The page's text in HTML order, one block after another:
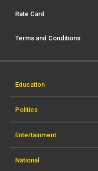
Rate Card
Terms and Conditions
Education
Politics
Entertainment
National